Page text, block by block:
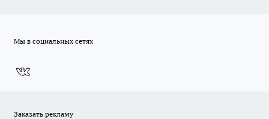
Мы в социальных сетях
Заказать рекламу